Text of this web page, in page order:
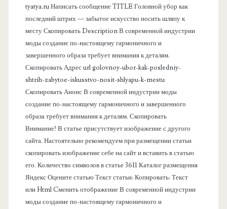
tyatya.ru Написать сообщение TITLE Головной убор как
последний штрих — забытое искусство носить шляпу к
месту Скопировать Description В современной индустрии
моды создание по-настоящему гармоничного и
завершенного образа требует внимания к деталям.
Скопировать Адрес url golovnoy-ubor-kak-posledniy-
shtrih-zabytoe-iskusstvo-nosit-shlyapu-k-mestu
Скопировать Анонс В современной индустрии моды
создание по-настоящему гармоничного и завершенного
образа требует внимания к деталям. Скопировать
Внимание! В статье присутствует изображение с другого
сайта. Настоятельно рекомендуем при размещении статьи
скопировать изображение себе на сайт и вставить в статью
его. Количество символов в статье 3611 Каталог размещения
Яндекс Оцените статью Текст статьи: Копировать: Текст
или Html Cменить отображение В современной индустрии
моды создание по-настоящему гармоничного и